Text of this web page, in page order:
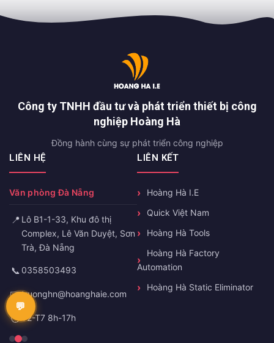
Công ty TNHH đầu tư và phát triển thiết bị công
nghiệp Hoàng Hà
Đồng hành cùng sự phát triển công nghiệp
LIÊN HỆ
Văn phòng Đà Nẵng
📍 Lô B1-1-33, Khu đô thị
Complex, Lê Văn Duyệt, Sơn
Trà, Đà Nẵng
📞 0358503493
✉️truonghn@hoanghaie.com
🕐 T2-T7 8h-17h
LIÊN KẾT
Hoàng Hà I.E
Quick Việt Nam
Hoàng Hà Tools
Hoàng Hà Factory
Automation
Hoàng Hà Static Eliminator